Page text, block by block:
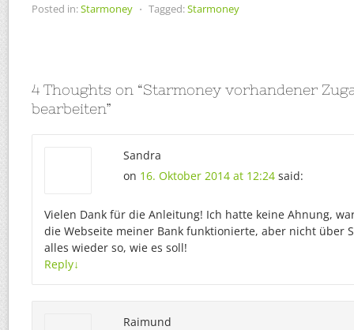
Posted in:Starmoney ⋅ Tagged:Starmoney
4 Thoughts on “Starmoney vorhandener
bearbeiten”
Sandra
on 16. Oktober 2014 at 12:24 said:
Vielen Dank für die Anleitung! Ich hatte keine Ahnung,
die Webseite meiner Bank funktionierte, aber nicht über
alles wieder so, wie es soll!
Reply↓
Raimund